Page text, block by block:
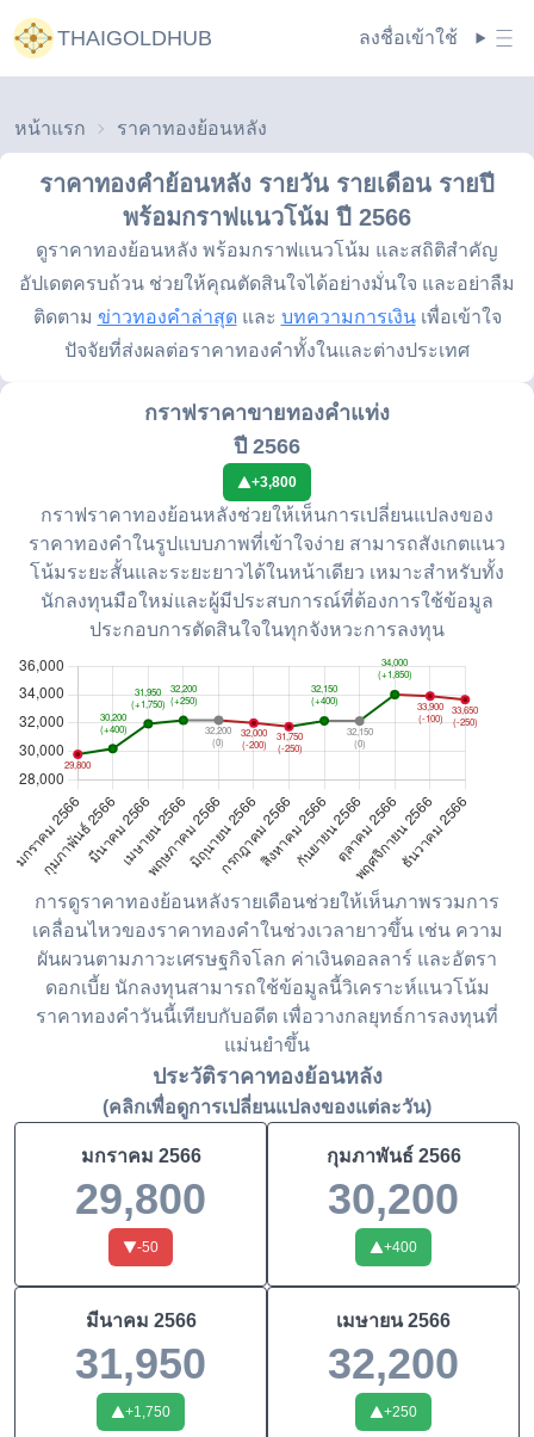
THAIGOLDHUB ลงชื่อเข้าใช้
หน้าแรก ราคาทองย้อนหลัง
ราคาทองคำย้อนหลัง รายวัน รายเดือน รายปี
พร้อมกราฟแนวโน้ม ปี 2566
ดูราคาทองย้อนหลัง พร้อมกราฟแนวโน้ม และสถิติสำคัญ
อัปเดตครบถ้วน ช่วยให้คุณตัดสินใจได้อย่างมั่นใจ และอย่าลืม
ติดตาม ข่าวทองคำล่าสุด และ บทความการเงิน เพื่อเข้าใจ
ปัจจัยที่ส่งผลต่อราคาทองคำทั้งในและต่างประเทศ
กราฟราคาขายทองคำแท่ง
ปี 2566
+3,800
กราฟราคาทองย้อนหลังช่วยให้เห็นการเปลี่ยนแปลงของ
ราคาทองคำในรูปแบบภาพที่เข้าใจง่าย สามารถสังเกตแนว
โน้มระยะสั้นและระยะยาวได้ในหน้าเดียว เหมาะสำหรับทั้ง
นักลงทุนมือใหม่และผู้มีประสบการณ์ที่ต้องการใช้ข้อมูล
ประกอบการตัดสินใจในทุกจังหวะการลงทุน
การดูราคาทองย้อนหลังรายเดือนช่วยให้เห็นภาพรวมการ
เคลื่อนไหวของราคาทองคำในช่วงเวลายาวขึ้น เช่น ความ
ผันผวนตามภาวะเศรษฐกิจโลก ค่าเงินดอลลาร์ และอัตรา
ดอกเบี้ย นักลงทุนสามารถใช้ข้อมูลนี้วิเคราะห์แนวโน้ม
ราคาทองคำวันนี้เทียบกับอดีต เพื่อวางกลยุทธ์การลงทุนที่
แม่นยำขึ้น
ประวัติราคาทองย้อนหลัง
(คลิกเพื่อดูการเปลี่ยนแปลงของแต่ละวัน)
มกราคม 2566
29,800
-50
กุมภาพันธ์ 2566
30,200
+400
มีนาคม 2566
31,950
+1,750
เมษายน 2566
32,200
+250